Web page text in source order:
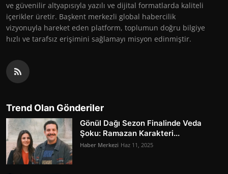
ve güvenilir altyapısıyla yazılı ve dijital formatlarda kaliteli
içerikler üretir. Başkent merkezli global habercilik
vizyonuyla hareket eden platform, toplumun doğru bilgiye
hızlı ve tarafsız erişimini sağlamayı misyon edinmiştir.
Trend Olan Gönderiler
Gönül Dağı Sezon Finalinde Veda
Şoku: Ramazan Karakteri...
Haber Merkezi Haz 11, 2025